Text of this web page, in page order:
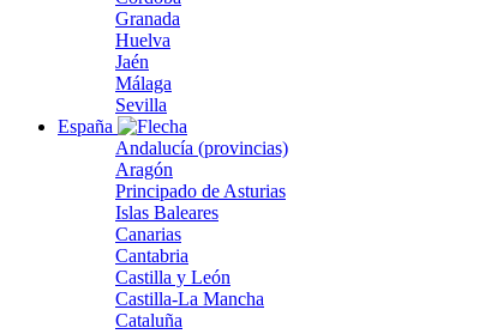
Granada
Huelva
Jaén
Málaga
Sevilla
España
Andalucía (provincias)
Aragón
Principado de Asturias
Islas Baleares
Canarias
Cantabria
Castilla y León
Castilla-La Mancha
Cataluña